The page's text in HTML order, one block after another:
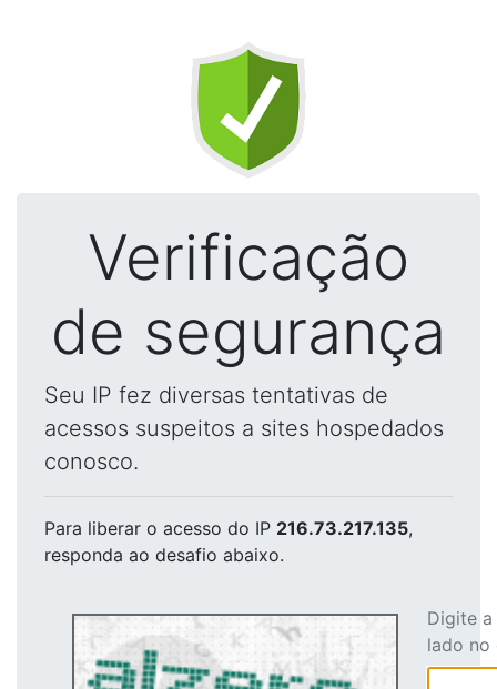
Verificação
de segurança
Seu IP fez diversas tentativas de
acessos suspeitos a sites hospedados
conosco.
Para liberar o acesso do IP 216.73.217.135,
responda ao desafio abaixo.
Digite
lado no